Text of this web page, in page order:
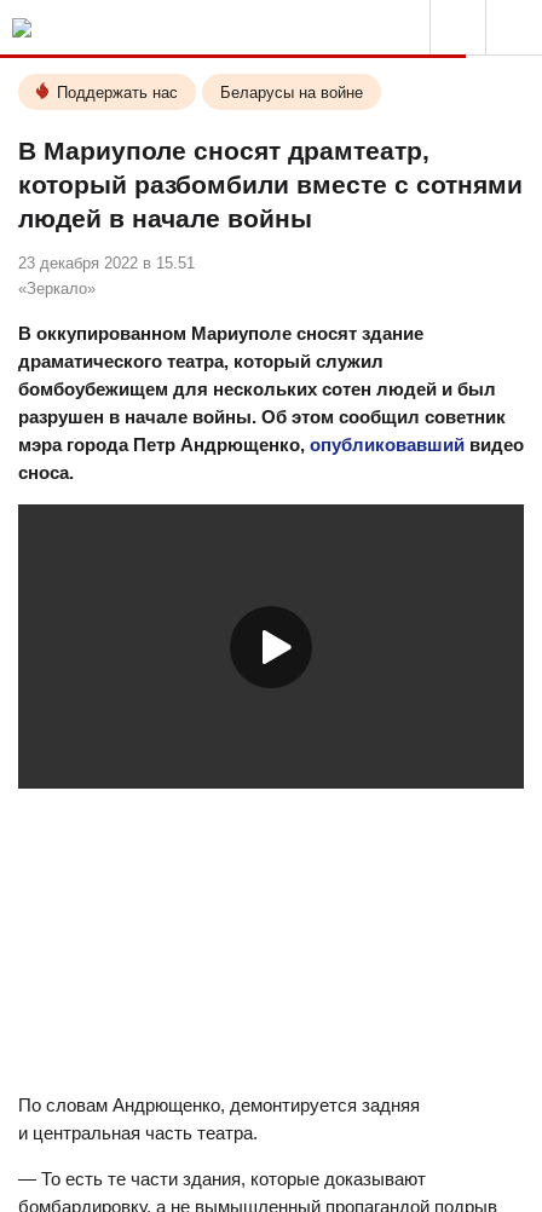
Поддержать нас Беларусы на войне
В Мариуполе сносят драмтеатр,
который разбомбили вместе с сотнями
людей в начале войны
23 декабря 2022 в 15.51
«Зеркало»
В оккупированном Мариуполе сносят здание
драматического театра, который служил
бомбоубежищем для нескольких сотен людей и был
разрушен в начале войны. Об этом сообщил советник
мэра города Петр Андрющенко, опубликовавший видео
сноса.
По словам Андрющенко, демонтируется задняя
и центральная часть театра.
— То есть те части здания, которые доказывают
бомбардировку, а не вымышленный пропагандой подрыв